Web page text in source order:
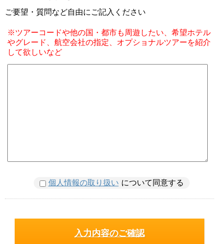
ご要望・質問など自由にご記入ください
※ツアーコードや他の国・都市も周遊したい、希望ホテル
やグレード、航空会社の指定、オプショナルツアーを紹介
して欲しいなど
個人情報の取り扱い について同意する